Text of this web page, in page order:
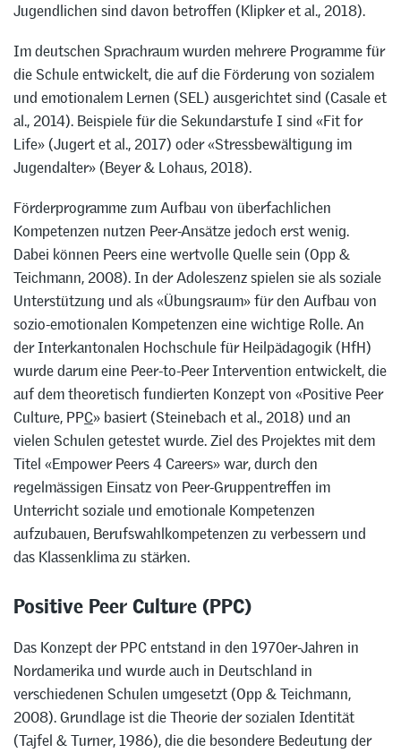
Jugendlichen sind davon betroffen (Klipker et al., 2018).
Im deutschen Sprachraum wurden mehrere Programme für
die Schule entwickelt, die auf die Förderung von sozialem
und emotionalem Lernen (SEL) ausgerichtet sind (Casale et
al., 2014). Beispiele für die Sekundarstufe I sind «Fit for
Life» (Jugert et al., 2017) oder «Stressbewältigung im
Jugendalter» (Beyer & Lohaus, 2018).
Förderprogramme zum Aufbau von überfachlichen
Kompetenzen nutzen Peer-Ansätze jedoch erst wenig.
Dabei können Peers eine wertvolle Quelle sein (Opp &
Teichmann, 2008). In der Adoleszenz spielen sie als soziale
Unterstützung und als «Übungsraum» für den Aufbau von
sozio-emotionalen Kompetenzen eine wichtige Rolle. An
der Interkantonalen Hochschule für Heilpädagogik (HfH)
wurde darum eine Peer-to-Peer Intervention entwickelt, die
auf dem theoretisch fundierten Konzept von «Positive Peer
Culture, PPC» basiert (Steinebach et al., 2018) und an
vielen Schulen getestet wurde. Ziel des Projektes mit dem
Titel «Empower Peers 4 Careers» war, durch den
regelmässigen Einsatz von Peer-Gruppentreffen im
Unterricht soziale und emotionale Kompetenzen
aufzubauen, Berufswahlkompetenzen zu verbessern und
das Klassenklima zu stärken.
Positive Peer Culture (PPC)
Das Konzept der PPC entstand in den 1970er-Jahren in
Nordamerika und wurde auch in Deutschland in
verschiedenen Schulen umgesetzt (Opp & Teichmann,
2008). Grundlage ist die Theorie der sozialen Identität
(Tajfel & Turner, 1986), die die besondere Bedeutung der